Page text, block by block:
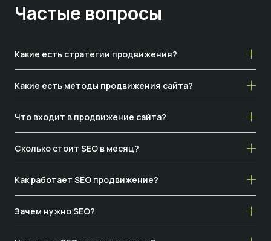
Частые вопросы
Какие есть стратегии продвижения?
Какие есть методы продвижения сайта?
Что входит в продвижение сайта?
Сколько стоит SEO в месяц?
Как работает SEO продвижение?
Зачем нужно SEO?